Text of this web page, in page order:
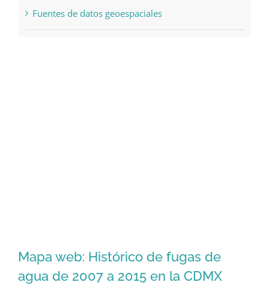
Mapa web: Histórico de fugas de
agua de 2007 a 2015 en la CDMX
Fuentes de datos geoespaciales